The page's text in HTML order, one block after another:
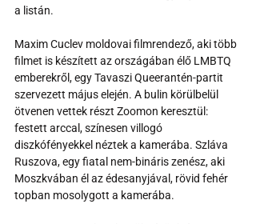
a listán.
Maxim Cuclev moldovai filmrendező, aki több
filmet is készített az országában élő LMBTQ
emberekről, egy Tavaszi Queerantén-partit
szervezett május elején. A bulin körülbelül
ötvenen vettek részt Zoomon keresztül:
festett arccal, színesen villogó
diszkófényekkel néztek a kamerába. Szláva
Ruszova, egy fiatal nem-bináris zenész, aki
Moszkvában él az édesanyjával, rövid fehér
topban mosolygott a kamerába.